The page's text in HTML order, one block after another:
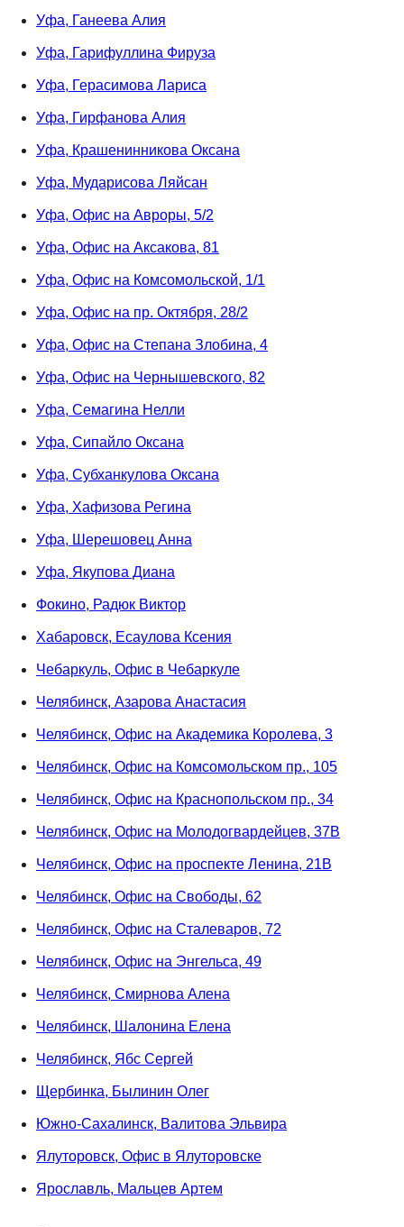
Уфа, Ганеева Алия
Уфа, Гарифуллина Фируза
Уфа, Герасимова Лариса
Уфа, Гирфанова Алия
Уфа, Крашенинникова Оксана
Уфа, Мударисова Ляйсан
Уфа, Офис на Авроры, 5/2
Уфа, Офис на Аксакова, 81
Уфа, Офис на Комсомольской, 1/1
Уфа, Офис на пр. Октября, 28/2
Уфа, Офис на Степана Злобина, 4
Уфа, Офис на Чернышевского, 82
Уфа, Семагина Нелли
Уфа, Сипайло Оксана
Уфа, Субханкулова Оксана
Уфа, Хафизова Регина
Уфа, Шерешовец Анна
Уфа, Якупова Диана
Фокино, Радюк Виктор
Хабаровск, Есаулова Ксения
Чебаркуль, Офис в Чебаркуле
Челябинск, Азарова Анастасия
Челябинск, Офис на Академика Королева, 3
Челябинск, Офис на Комсомольском пр., 105
Челябинск, Офис на Краснопольском пр., 34
Челябинск, Офис на Молодогвардейцев, 37В
Челябинск, Офис на проспекте Ленина, 21В
Челябинск, Офис на Свободы, 62
Челябинск, Офис на Сталеваров, 72
Челябинск, Офис на Энгельса, 49
Челябинск, Смирнова Алена
Челябинск, Шалонина Елена
Челябинск, Ябс Сергей
Щербинка, Былинин Олег
Южно-Сахалинск, Валитова Эльвира
Ялуторовск, Офис в Ялуторовске
Ярославль, Мальцев Артем